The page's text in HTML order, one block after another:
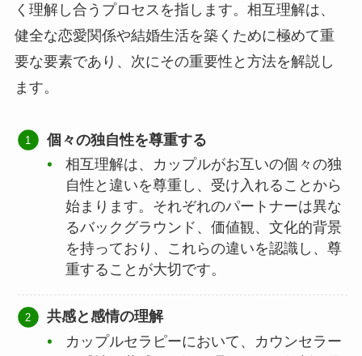
く理解し合うプロセスを指します。相互理解は、
健全な恋愛関係や結婚生活を築くために極めて重
要な要素であり、次にその重要性と方法を解説し
ます。
個々の独自性を尊重する
相互理解は、カップルがお互いの個々の独
自性と違いを尊重し、受け入れることから
始まります。それぞれのパートナーは異な
るバックグラウンド、価値観、文化的背景
を持っており、これらの違いを認識し、尊
重することが大切です。
共感と感情の理解
カップルセラピーにおいて、カウンセラー